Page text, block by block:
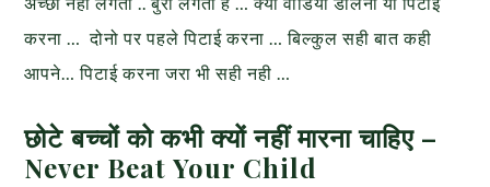
करना … दोनो पर पहले पिटाई करना … बिल्कुल सही बात कही
आपने… पिटाई करना जरा भी सही नही …
छोटे बच्चों को कभी क्यों नहीं मारना चाहिए –
Never Beat Your Child